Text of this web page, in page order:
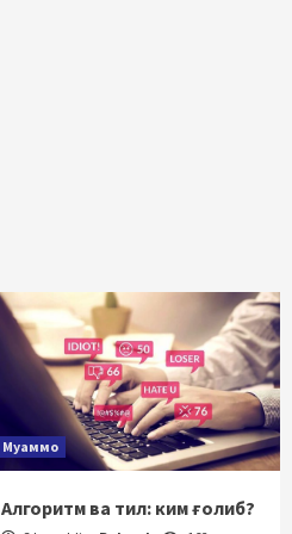
Муаммо
Алгоритм ва тил: ким ғолиб?